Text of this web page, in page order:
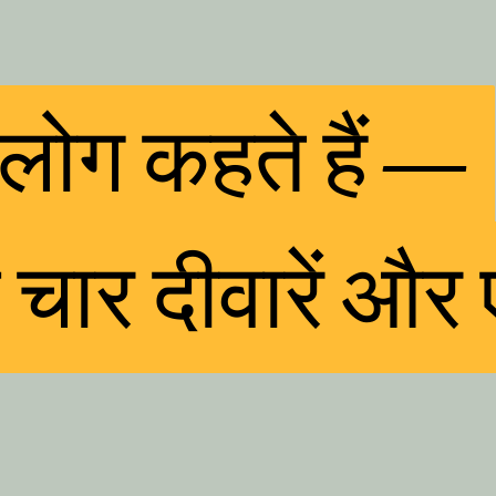
कहते हैं —
दीवारें
कहते हैं —
दीवारें